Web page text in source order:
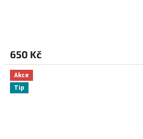
650 Kč
Akce
Tip